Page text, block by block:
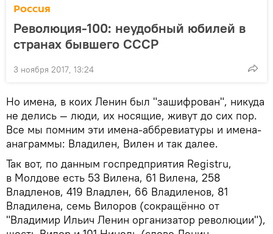
Россия
Революция-100: неудобный юбилей в
странах бывшего СССР
3 ноября 2017, 13:24
Но имена, в коих Ленин был "зашифрован", никуда
не делись — люди, их носящие, живут до сих пор.
Все мы помним эти имена-аббревиатуры и имена-
анаграммы: Владилен, Вилен и так далее.
Так вот, по данным госпредприятия Registru,
в Молдове есть 53 Вилена, 61 Вилена, 258
Владленов, 419 Владлен, 66 Владиленов, 81
Владилена, семь Вилоров (сокращённо от
"Владимир Ильич Ленин организатор революции"),